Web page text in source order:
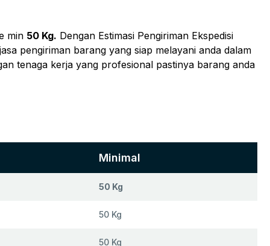
min 50 Kg. Dengan Estimasi Pengiriman Ekspedisi
pengiriman barang yang siap melayani anda dalam
tenaga kerja yang profesional pastinya barang anda
Minimal
50 Kg
50 Kg
50 Kg